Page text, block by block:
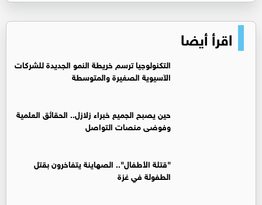
اقرأ أيضا
التكنولوجيا ترسم خريطة النمو الجديدة للشركات
الآسيوية الصغيرة والمتوسطة
حين يصبح الجميع خبراء زلازل.. الحقائق العلمية
وفوضى منصات التواصل
"قتلة الأطفال".. الصهاينة يتفاخرون بقتل
الطفولة في غزة